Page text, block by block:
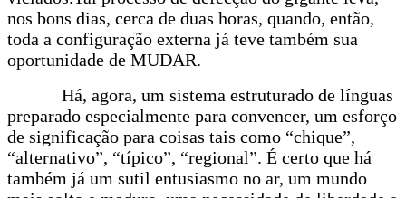
nos bons dias, cerca de duas horas, quando, então,
toda a configuração externa já teve também sua
oportunidade de MUDAR.
Há, agora, um sistema estruturado de línguas
preparado especialmente para convencer, um esforço
de significação para coisas tais como “chique”,
“alternativo”, “típico”, “regional”. É certo que há
também já um sutil entusiasmo no ar, um mundo